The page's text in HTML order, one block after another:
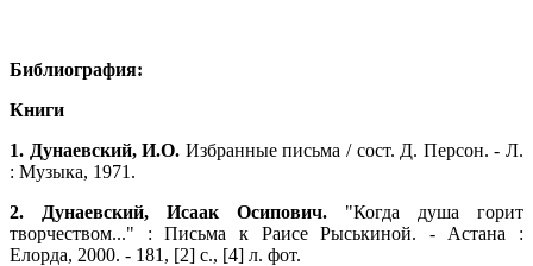
Библиография:
Книги
1. Дунаевский, И.О. Избранные письма / сост. Д. Персон. - Л.
: Музыка, 1971.
2. Дунаевский, Исаак Осипович. "Когда душа горит
творчеством..." : Письма к Раисе Рыськиной. - Астана :
Елорда, 2000. - 181, [2] с., [4] л. фот.